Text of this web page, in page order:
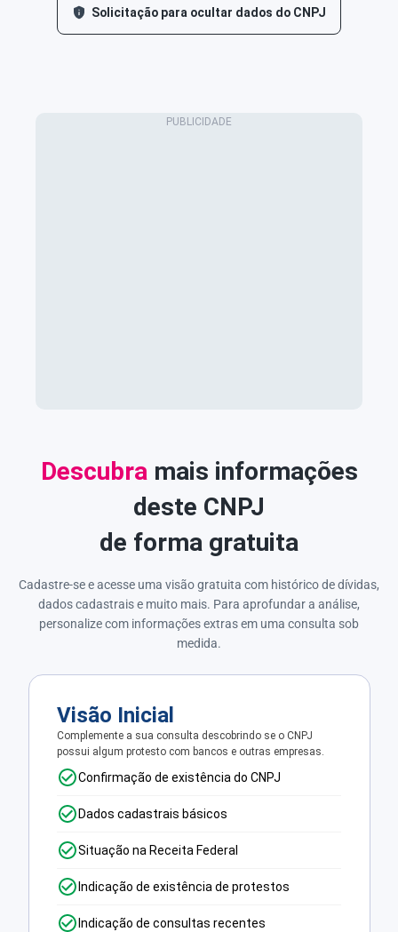
Solicitação para ocultar dados do CNPJ
Descubra mais informações
deste CNPJ
de forma gratuita
Cadastre-se e acesse uma visão gratuita com histórico de dívidas,
dados cadastrais e muito mais. Para aprofundar a análise,
personalize com informações extras em uma consulta sob
medida.
Visão Inicial
Complemente a sua consulta descobrindo se o CNPJ
possui algum protesto com bancos e outras empresas.
Confirmação de existência do CNPJ
Dados cadastrais básicos
Situação na Receita Federal
Indicação de existência de protestos
Indicação de consultas recentes